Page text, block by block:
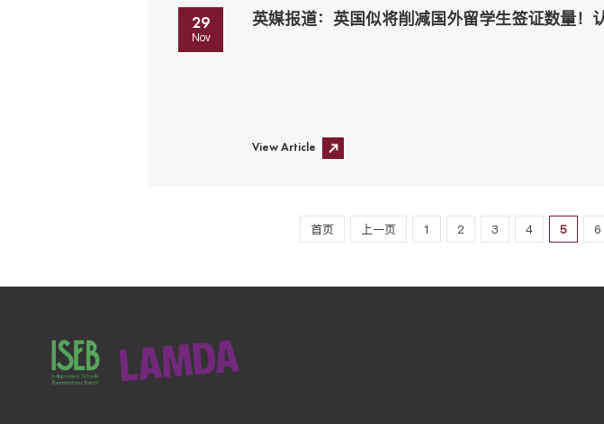
29
Nov
View Article
首页 上一页 1 2 3 4 5 6